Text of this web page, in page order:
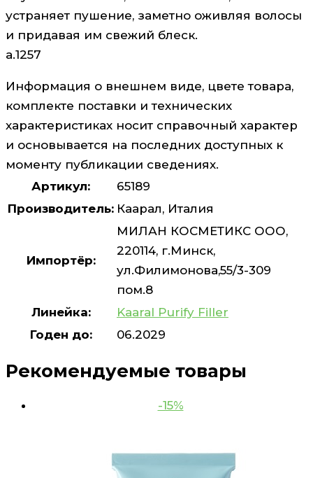
устраняет пушение, заметно оживляя волосы
и придавая им свежий блеск.
а.1257
Информация о внешнем виде, цвете товара,
комплекте поставки и технических
характеристиках носит справочный характер
и основывается на последних доступных к
моменту публикации сведениях.
Артикул:
65189
Производитель: Каарал, Италия
Импортёр:
МИЛАН КОСМЕТИКС ООО,
220114, г.Минск,
ул.Филимонова,55/3-309
пом.8
Линейка:
Kaaral Purify Filler
Годен до:
06.2029
Рекомендуемые товары
-15%